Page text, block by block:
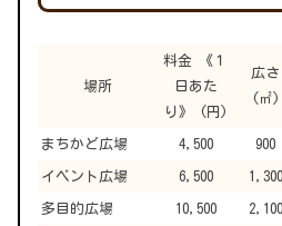
場所
料金 《１
日あた
り》 (円)
広さ
(㎡)
まちかど広場 4,500 900
イベント広場 6,500 1,300
多目的広場 10,500 2,100